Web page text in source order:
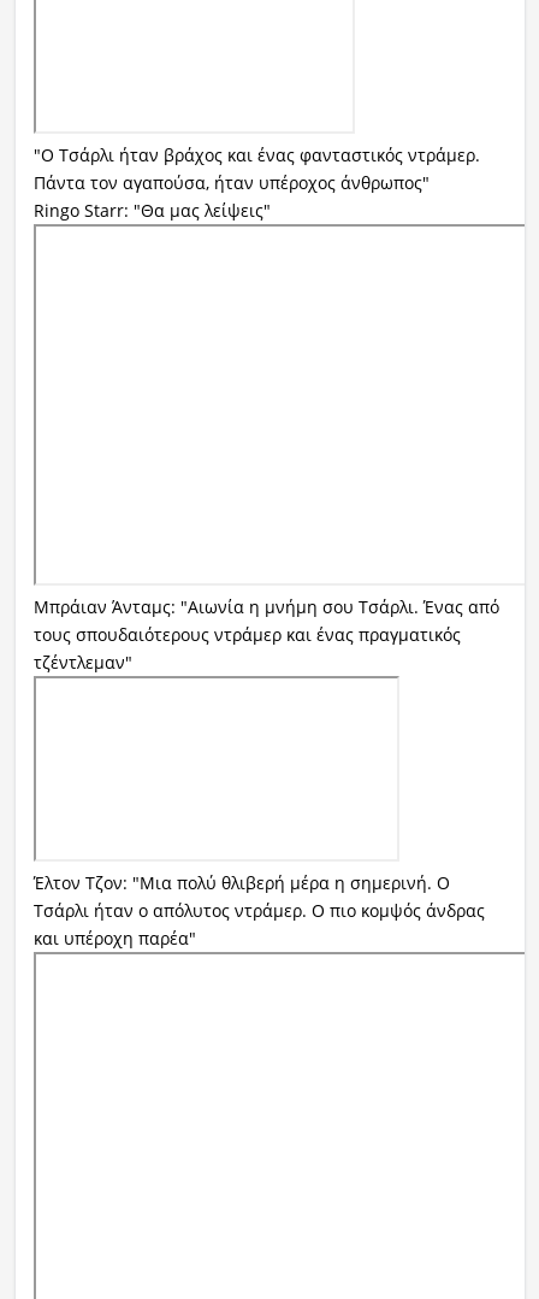
"Ο Τσάρλι ήταν βράχος και ένας φανταστικός ντράμερ.
Πάντα τον αγαπούσα, ήταν υπέροχος άνθρωπος"
Ringo Starr: "Θα μας λείψεις"
Μπράιαν Άνταμς: "Αιωνία η μνήμη σου Τσάρλι. Ένας από
τους σπουδαιότερους ντράμερ και ένας πραγματικός
τζέντλεμαν"
Έλτον Τζον: "Μια πολύ θλιβερή μέρα η σημερινή. Ο
Τσάρλι ήταν ο απόλυτος ντράμερ. Ο πιο κομψός άνδρας
και υπέροχη παρέα"